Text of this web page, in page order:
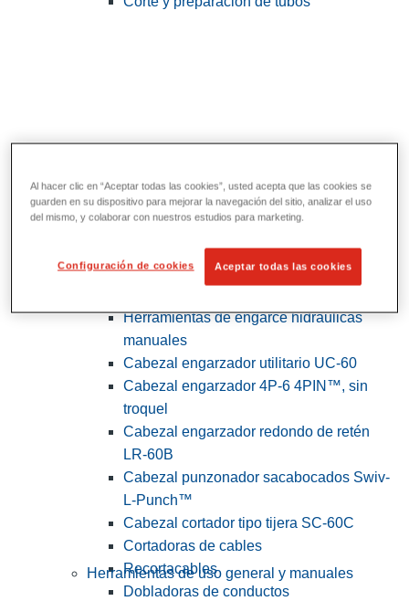
Herramientas de servicios públicos y de
View All Herramientas de servicios
Herramientas de engarce hidráulicas
manuales
Cabezal engarzador utilitario UC-60
Cabezal engarzador 4P-6 4PIN™, sin
troquel
Cabezal engarzador redondo de retén
LR-60B
Cabezal punzonador sacabocados Swiv-
L-Punch™
Cabezal cortador tipo tijera SC-60C
Cortadoras de cables
Recortacables
Dobladoras de conductos
Herramientas de uso general y manuales
Al hacer clic en “Aceptar todas las cookies”, usted acepta que las cookies se
guarden en su dispositivo para mejorar la navegación del sitio, analizar el uso
del mismo, y colaborar con nuestros estudios para marketing.
Configuración de cookies Aceptar todas las cookies